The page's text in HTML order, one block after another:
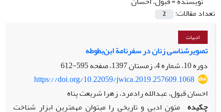
تعداد مقالات:
2
ادبیات
تصویرشناسی زنان در سفرنامة ابن‌بطوطه
دوره 10، شماره 4، زمستان 1397، صفحه
595-612
https://doi.org/10.22059/jwica.2019.257609.1068
احسان قبول، عبدالله رادمرد، زهرا شریعت پناه
چکیده متون ادبی و تاریخی را می‏توان مهم‏ترین ابزار شناخت